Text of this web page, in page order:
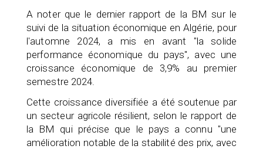
A noter que le dernier rapport de la BM sur le
suivi de la situation économique en Algérie, pour
l'automne 2024, a mis en avant "la solide
performance économique du pays", avec une
croissance économique de 3,9% au premier
semestre 2024.
Cette croissance diversifiée a été soutenue par
un secteur agricole résilient, selon le rapport de
la BM qui précise que le pays a connu "une
amélioration notable de la stabilité des prix, avec